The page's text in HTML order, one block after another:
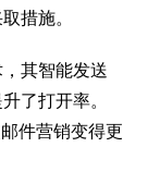
措施。
其智能发送
了打开率。
件营销变得更